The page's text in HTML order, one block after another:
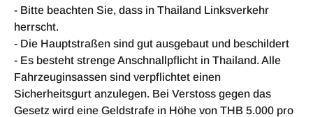
- Bitte beachten Sie, dass in Thailand Linksverkehr
herrscht.
- Die Hauptstraßen sind gut ausgebaut und beschildert
- Es besteht strenge Anschnallpflicht in Thailand. Alle
Fahrzeuginsassen sind verpflichtet einen
Sicherheitsgurt anzulegen. Bei Verstoss gegen das
Gesetz wird eine Geldstrafe in Höhe von THB 5.000 pro